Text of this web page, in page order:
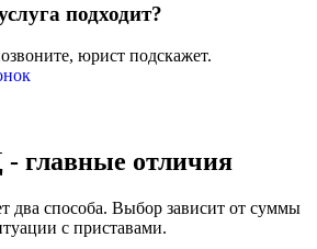
подходит?
юрист подскажет.
главные отличия
два способа. Выбор зависит от суммы
с приставами.